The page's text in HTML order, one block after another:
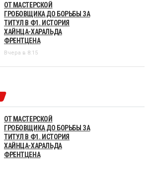
ОТ МАСТЕРСКОЙ
ГРОБОВЩИКА ДО БОРЬБЫ ЗА
ТИТУЛ В Ф1. ИСТОРИЯ
ХАЙНЦА-ХАРАЛЬДА
ФРЕНТЦЕНА
Вчера в 8:15
ОТ МАСТЕРСКОЙ
ГРОБОВЩИКА ДО БОРЬБЫ ЗА
ТИТУЛ В Ф1. ИСТОРИЯ
ХАЙНЦА-ХАРАЛЬДА
ФРЕНТЦЕНА